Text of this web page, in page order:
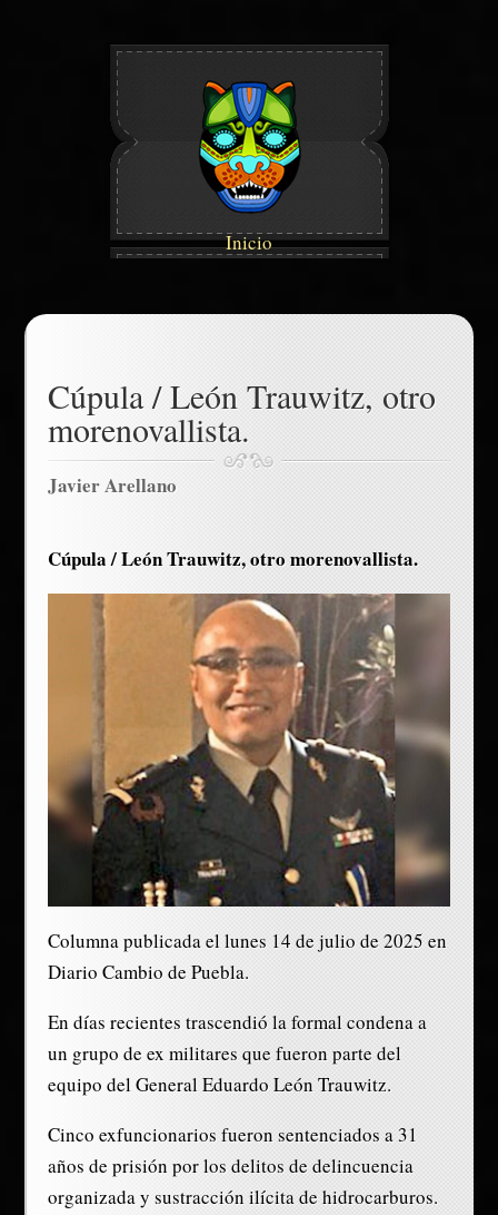
Inicio
Cúpula / León Trauwitz, otro
morenovallista.
Javier Arellano
Cúpula / León Trauwitz, otro morenovallista.
Columna publicada el lunes 14 de julio de 2025 en
Diario Cambio de Puebla.
En días recientes trascendió la formal condena a
un grupo de ex militares que fueron parte del
equipo del General Eduardo León Trauwitz.
Cinco exfuncionarios fueron sentenciados a 31
años de prisión por los delitos de delincuencia
organizada y sustracción ilícita de hidrocarburos.